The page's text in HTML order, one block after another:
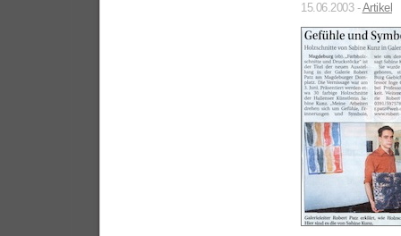
15.06.2003 -Artikel